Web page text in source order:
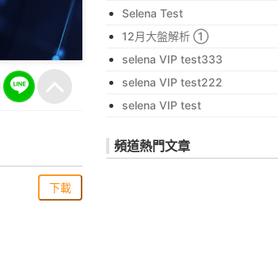
下載
Selena Test
12月大盤解析 ①
selena VIP test333
selena VIP test222
selena VIP test
頻道熱門文章